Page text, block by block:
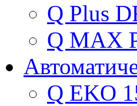
Q Plus
Q MAX
Q EKO